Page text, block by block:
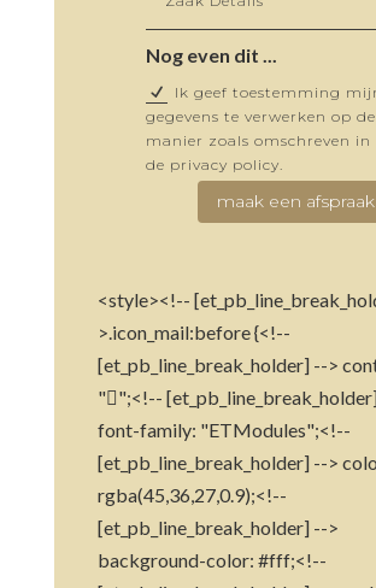
Nog even dit ...
Ik geef toestemming
gegevens te verwerken op de
manier zoals omschreven in
de privacy policy.
maak een afspraak
<style><!--
>.icon_mail:before {<!--
[et_pb_line_break_holder] -->
"";<!--
font-family: "ETModules";<!--
[et_pb_line_break_holder] -->
rgba(45,36,27,0.9);<!--
[et_pb_line_break_holder] -->
background-color: #fff;<!--